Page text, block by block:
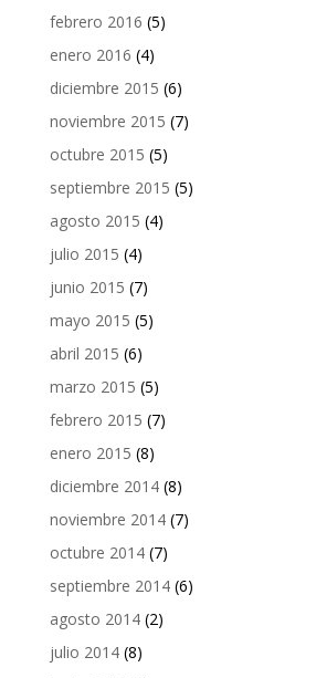
febrero 2016 (5)
enero 2016 (4)
diciembre 2015 (6)
noviembre 2015 (7)
octubre 2015 (5)
septiembre 2015 (5)
agosto 2015 (4)
julio 2015 (4)
junio 2015 (7)
mayo 2015 (5)
abril 2015 (6)
marzo 2015 (5)
febrero 2015 (7)
enero 2015 (8)
diciembre 2014(8)
noviembre 2014(7)
octubre 2014(7)
septiembre 2014(6)
agosto 2014(2)
julio 2014(8)